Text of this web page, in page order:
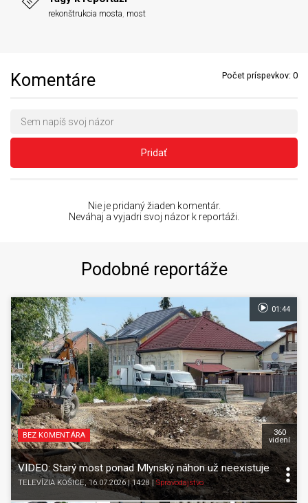
rekonštrukcia mosta most
Komentáre Počet príspevkov: 0
Pridať
Nie je pridaný žiaden komentár.
Neváhaj a vyjadri svoj názor k reportáži.
Podobné reportáže
BEZ KOMENTÁRA
VIDEO: Starý most ponad Mlynský náhon už neexistuje
TELEVÍZIA KOŠICE, 16.07.2026 | 14:28 |Spravodajstvo
360
videní
01:44